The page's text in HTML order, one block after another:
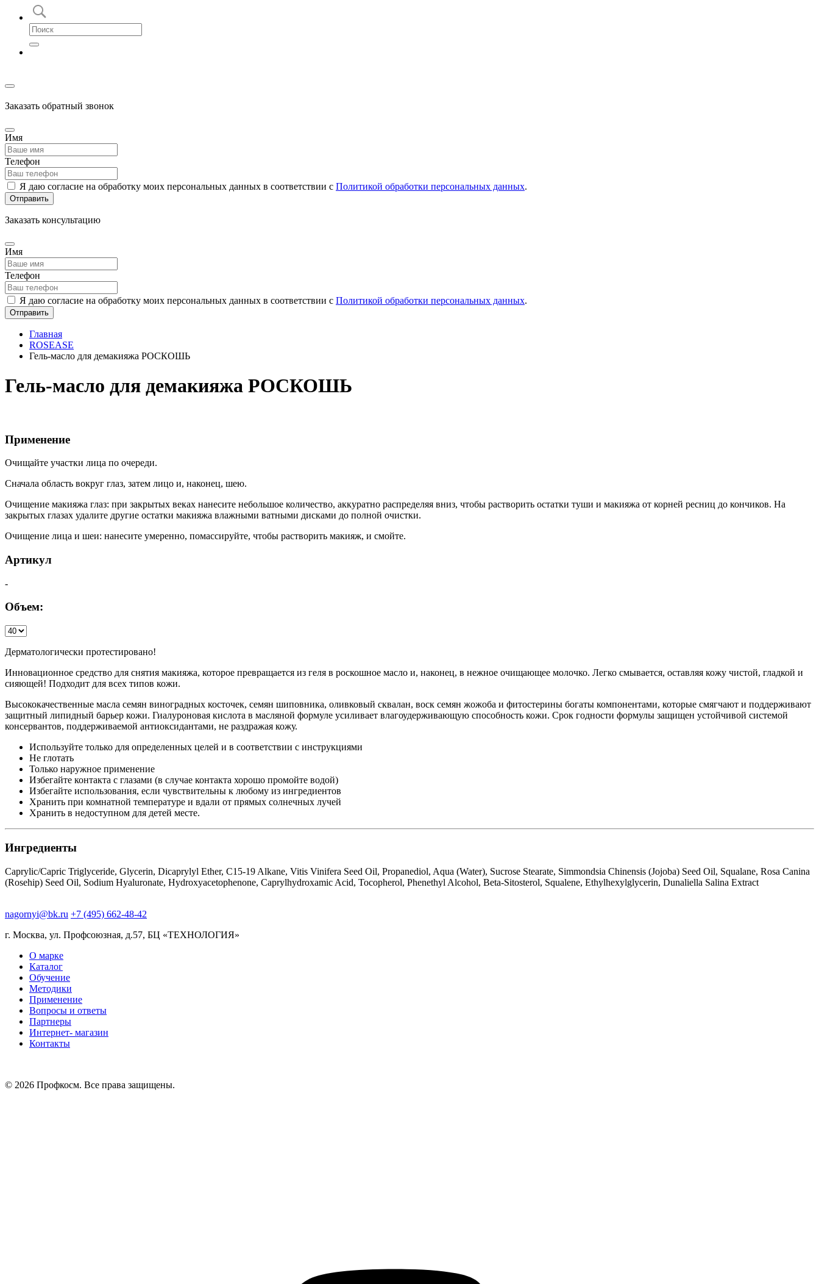
Заказать обратный звонок
Имя
Телефон
Я даю согласие на обработку моих персональных данных в соответствии с Политикой обработки персональных данных.
Отправить
Заказать консультацию
Имя
Телефон
Я даю согласие на обработку моих персональных данных в соответствии с Политикой обработки персональных данных.
Отправить
Главная
ROSEASE
Гель-масло для демакияжа РОСКОШЬ
Гель-масло для демакияжа РОСКОШЬ
Применение
Очищайте участки лица по очереди.
Сначала область вокруг глаз, затем лицо и, наконец, шею.
Очищение макияжа глаз: при закрытых веках нанесите небольшое количество, аккуратно распределяя вниз, чтобы растворить остатки туши и макияжа от корней ресниц до кончиков. На
закрытых глазах удалите другие остатки макияжа влажными ватными дисками до полной очистки.
Очищение лица и шеи: нанесите умеренно, помассируйте, чтобы растворить макияж, и смойте.
Артикул
-
Объем:
Дерматологически протестировано!
Инновационное средство для снятия макияжа, которое превращается из геля в роскошное масло и, наконец, в нежное очищающее молочко. Легко смывается, оставляя кожу чистой, гладкой и
сияющей! Подходит для всех типов кожи.
Высококачественные масла семян виноградных косточек, семян шиповника, оливковый сквалан, воск семян жожоба и фитостерины богаты компонентами, которые смягчают и поддерживают
защитный липидный барьер кожи. Гиалуроновая кислота в масляной формуле усиливает влагоудерживающую способность кожи. Срок годности формулы защищен устойчивой системой
консервантов, поддерживаемой антиоксидантами, не раздражая кожу.
Используйте только для определенных целей и в соответствии с инструкциями
Не глотать
Только наружное применение
Избегайте контакта с глазами (в случае контакта хорошо промойте водой)
Избегайте использования, если чувствительны к любому из ингредиентов
Хранить при комнатной температуре и вдали от прямых солнечных лучей
Хранить в недоступном для детей месте.
Ингредиенты
Caprylic/Capric Triglyceride, Glycerin, Dicaprylyl Ether, C15-19 Alkane, Vitis Vinifera Seed Oil, Propanediol, Aqua (Water), Sucrose Stearate, Simmondsia Chinensis (Jojoba) Seed Oil, Squalane, Rosa Canina
(Rosehip) Seed Oil, Sodium Hyaluronate, Hydroxyacetophenone, Caprylhydroxamic Acid, Tocopherol, Phenethyl Alcohol, Beta-Sitosterol, Squalene, Ethylhexylglycerin, Dunaliella Salina Extract
nagornyi@bk.ru +7 (495) 662-48-42
г. Москва, ул. Профсоюзная, д.57, БЦ «ТЕХНОЛОГИЯ»
О марке
Каталог
Обучение
Методики
Применение
Вопросы и ответы
Партнеры
Интернет- магазин
Контакты
© 2026 Профкосм. Все права защищены.